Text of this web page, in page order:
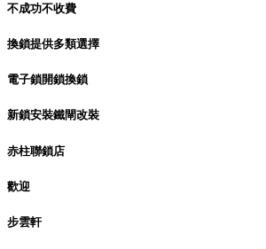
不成功不收費
換鎖提供多類選擇
電子鎖開鎖換鎖
新鎖安裝鐵閘改裝
赤柱聯鎖店
歡迎
步雲軒